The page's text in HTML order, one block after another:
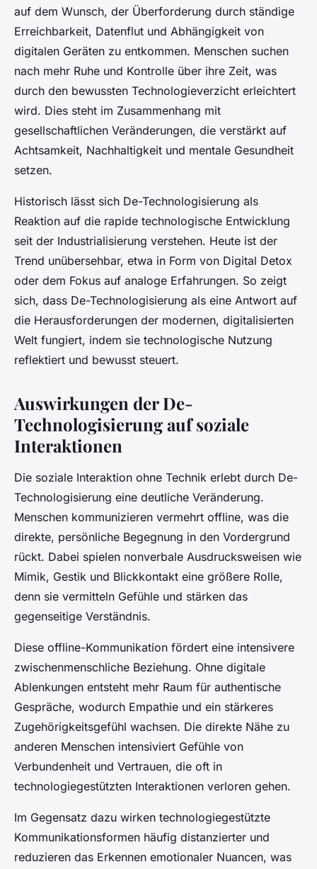
auf dem Wunsch, der Überforderung durch ständige
Erreichbarkeit, Datenflut und Abhängigkeit von
digitalen Geräten zu entkommen. Menschen suchen
nach mehr Ruhe und Kontrolle über ihre Zeit, was
durch den bewussten Technologieverzicht erleichtert
wird. Dies steht im Zusammenhang mit
gesellschaftlichen Veränderungen, die verstärkt auf
Achtsamkeit, Nachhaltigkeit und mentale Gesundheit
setzen.
Historisch lässt sich De-Technologisierung als
Reaktion auf die rapide technologische Entwicklung
seit der Industrialisierung verstehen. Heute ist der
Trend unübersehbar, etwa in Form von Digital Detox
oder dem Fokus auf analoge Erfahrungen. So zeigt
sich, dass De-Technologisierung als eine Antwort auf
die Herausforderungen der modernen, digitalisierten
Welt fungiert, indem sie technologische Nutzung
reflektiert und bewusst steuert.
Auswirkungen der De-
Technologisierung auf soziale
Interaktionen
Die soziale Interaktion ohne Technik erlebt durch De-
Technologisierung eine deutliche Veränderung.
Menschen kommunizieren vermehrt offline, was die
direkte, persönliche Begegnung in den Vordergrund
rückt. Dabei spielen nonverbale Ausdrucksweisen wie
Mimik, Gestik und Blickkontakt eine größere Rolle,
denn sie vermitteln Gefühle und stärken das
gegenseitige Verständnis.
Diese offline-Kommunikation fördert eine intensivere
zwischenmenschliche Beziehung. Ohne digitale
Ablenkungen entsteht mehr Raum für authentische
Gespräche, wodurch Empathie und ein stärkeres
Zugehörigkeitsgefühl wachsen. Die direkte Nähe zu
anderen Menschen intensiviert Gefühle von
Verbundenheit und Vertrauen, die oft in
technologiegestützten Interaktionen verloren gehen.
Im Gegensatz dazu wirken technologiegestützte
Kommunikationsformen häufig distanzierter und
reduzieren das Erkennen emotionaler Nuancen, was